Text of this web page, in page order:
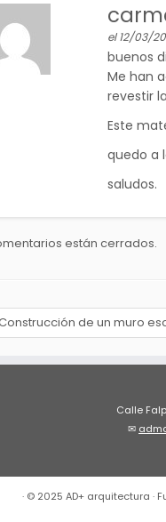
el 12/03/
buenos
Me han
revestir
Este
quedo a
saludos.
están cerrados.
de un muro
Calle
✉
· © 2025 AD+ arquitectura ·